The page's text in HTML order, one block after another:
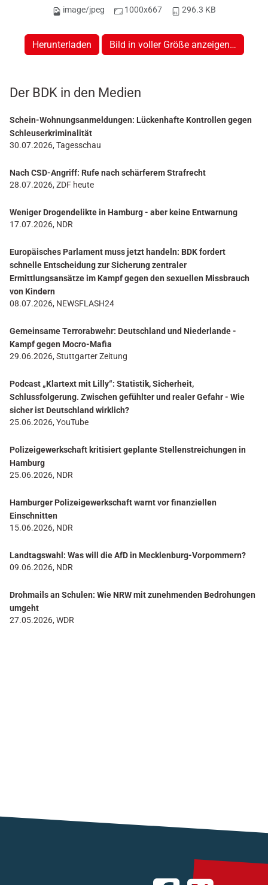
image/jpeg 1000x667 296.3 KB
Herunterladen Bild in voller Größe anzeigen…
Der BDK in den Medien
Schein-Wohnungsanmeldungen: Lückenhafte Kontrollen gegen
Schleuserkriminalität
30.07.2026, Tagesschau
Nach CSD-Angriff: Rufe nach schärferem Strafrecht
28.07.2026, ZDF heute
Weniger Drogendelikte in Hamburg - aber keine Entwarnung
17.07.2026, NDR
Europäisches Parlament muss jetzt handeln: BDK fordert
schnelle Entscheidung zur Sicherung zentraler
Ermittlungsansätze im Kampf gegen den sexuellen Missbrauch
von Kindern
08.07.2026, NEWSFLASH24
Gemeinsame Terrorabwehr: Deutschland und Niederlande -
Kampf gegen Mocro-Mafia
29.06.2026, Stuttgarter Zeitung
Podcast „Klartext mit Lilly“: Statistik, Sicherheit,
Schlussfolgerung. Zwischen gefühlter und realer Gefahr - Wie
sicher ist Deutschland wirklich?
25.06.2026, YouTube
Polizeigewerkschaft kritisiert geplante Stellenstreichungen in
Hamburg
25.06.2026, NDR
Hamburger Polizeigewerkschaft warnt vor finanziellen
Einschnitten
15.06.2026, NDR
Landtagswahl: Was will die AfD in Mecklenburg-Vorpommern?
09.06.2026, NDR
Drohmails an Schulen: Wie NRW mit zunehmenden Bedrohungen
umgeht
27.05.2026, WDR